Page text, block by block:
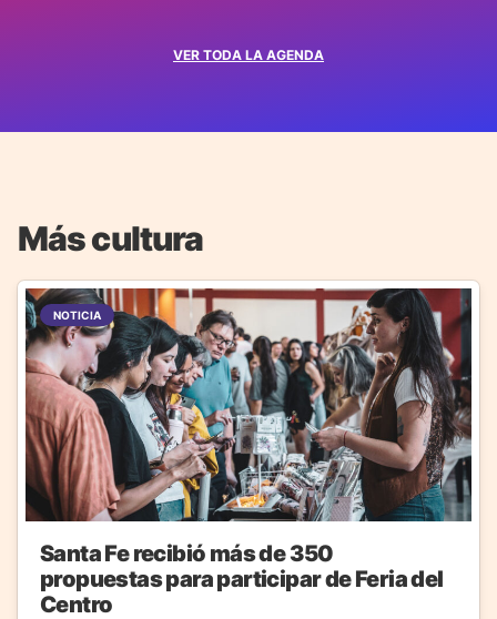
VER TODA LA AGENDA
Más cultura
NOTICIA
Santa Fe recibió más de 350
propuestas para participar de Feria del
Centro